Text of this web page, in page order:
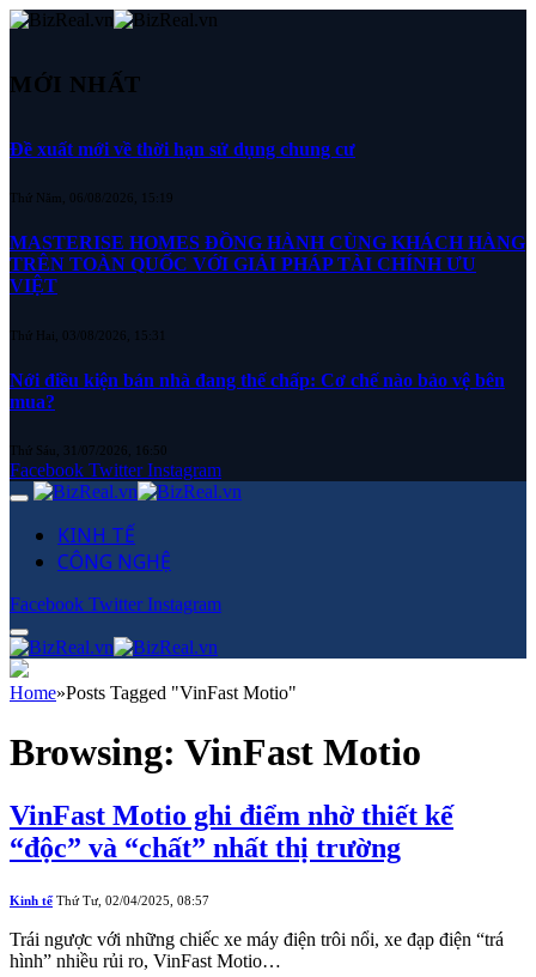
MỚI NHẤT
Đề xuất mới về thời hạn sử dụng chung cư
Thứ Năm, 06/08/2026, 15:19
MASTERISE HOMES ĐỒNG HÀNH CÙNG KHÁCH HÀNG
TRÊN TOÀN QUỐC VỚI GIẢI PHÁP TÀI CHÍNH ƯU
VIỆT
Thứ Hai, 03/08/2026, 15:31
Nới điều kiện bán nhà đang thế chấp: Cơ chế nào bảo vệ bên
mua?
Thứ Sáu, 31/07/2026, 16:50
Facebook Twitter Instagram
KINH TẾ
CÔNG NGHỆ
Facebook Twitter Instagram
Home»Posts Tagged "VinFast Motio"
Browsing: VinFast Motio
VinFast Motio ghi điểm nhờ thiết kế
“độc” và “chất” nhất thị trường
Kinh tế Thứ Tư, 02/04/2025, 08:57
Trái ngược với những chiếc xe máy điện trôi nổi, xe đạp điện “trá
hình” nhiều rủi ro, VinFast Motio…